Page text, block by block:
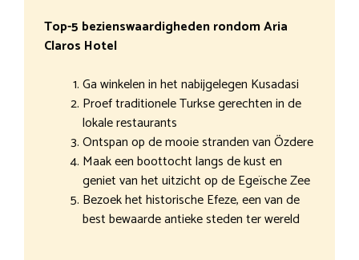
Top-5 bezienswaardigheden rondom Aria
Claros Hotel
Ga winkelen in het nabijgelegen Kusadasi
Proef traditionele Turkse gerechten in de
lokale restaurants
Ontspan op de mooie stranden van Özdere
Maak een boottocht langs de kust en
geniet van het uitzicht op de Egeïsche Zee
Bezoek het historische Efeze, een van de
best bewaarde antieke steden ter wereld